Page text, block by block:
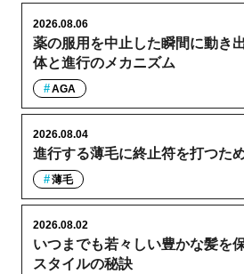
薬の服用を中止した瞬間に動き
体と進行のメカニズム
2026.08.06
AGA
進行する薄毛に終止符を打つた
2026.08.04
薄毛
いつまでも若々しい豊かな髪を
スタイルの秘訣
2026.08.02